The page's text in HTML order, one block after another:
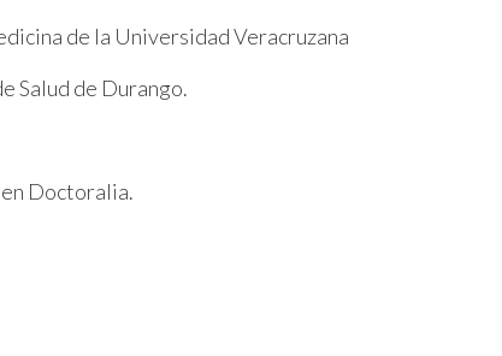
de la Universidad Veracruzana
Salud de Durango.
Doctoralia.